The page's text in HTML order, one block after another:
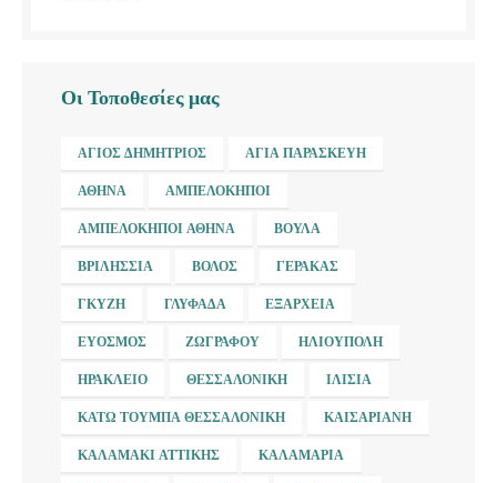
Οι Τοποθεσίες μας
ΆΓΙΟΣ ΔΗΜΉΤΡΙΟΣ ΑΓΊΑ ΠΑΡΑΣΚΕΥΉ
ΑΘΉΝΑ ΑΜΠΕΛΌΚΗΠΟΙ
ΑΜΠΕΛΌΚΗΠΟΙ ΑΘΉΝΑ ΒΟΎΛΑ
ΒΡΙΛΉΣΣΙΑ ΒΌΛΟΣ ΓΈΡΑΚΑΣ
ΓΚΎΖΗ ΓΛΥΦΆΔΑ ΕΞΆΡΧΕΙΑ
ΕΎΟΣΜΟΣ ΖΩΓΡΆΦΟΥ ΗΛΙΟΎΠΟΛΗ
ΗΡΆΚΛΕΙΟ ΘΕΣΣΑΛΟΝΊΚΗ ΙΛΊΣΙΑ
ΚΆΤΩ ΤΟΎΜΠΑ ΘΕΣΣΑΛΟΝΊΚΗ ΚΑΙΣΑΡΙΑΝΉ
ΚΑΛΑΜΆΚΙ ΑΤΤΙΚΉΣ ΚΑΛΑΜΑΡΙΆ